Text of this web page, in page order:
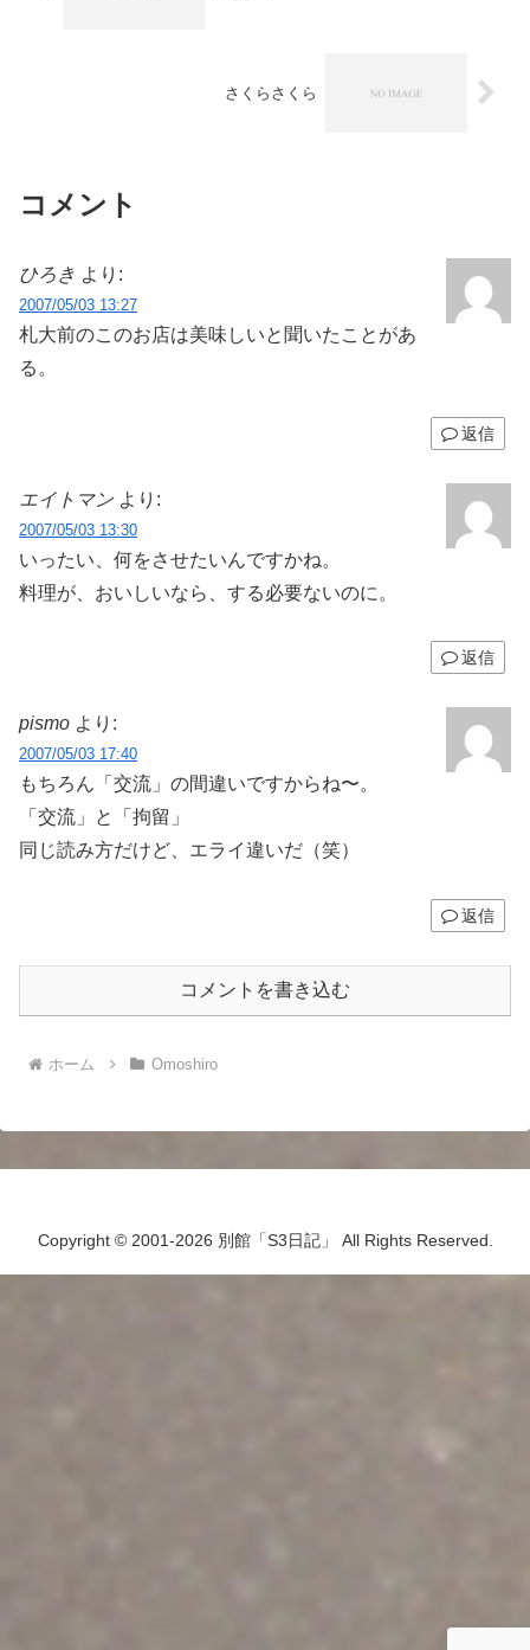
さくらさくら
コメント
ひろき より:
2007/05/03 13:27
札大前のこのお店は美味しいと聞いたことがあ
る。
返信
エイトマン より:
2007/05/03 13:30
いったい、何をさせたいんですかね。
料理が、おいしいなら、する必要ないのに。
返信
pismo より:
2007/05/03 17:40
もちろん「交流」の間違いですからね〜。
「交流」と「拘留」
同じ読み方だけど、エライ違いだ（笑）
返信
コメントを書き込む
ホーム Omoshiro
Copyright © 2001-2026 別館「S3日記」 All Rights Reserved.